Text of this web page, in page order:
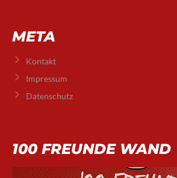
META
Kontakt
Impressum
Datenschutz
100 FREUNDE WAND